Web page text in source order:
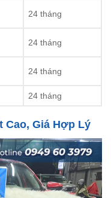
24 tháng
24 tháng
24 tháng
24 tháng
Cao, Giá Hợp Lý